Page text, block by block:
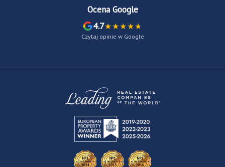
Ocena Google
4.7
Czytaj opinie w Google